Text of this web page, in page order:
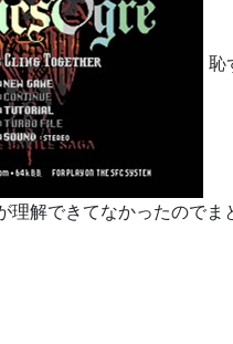
恥
理解できてなかったのでま